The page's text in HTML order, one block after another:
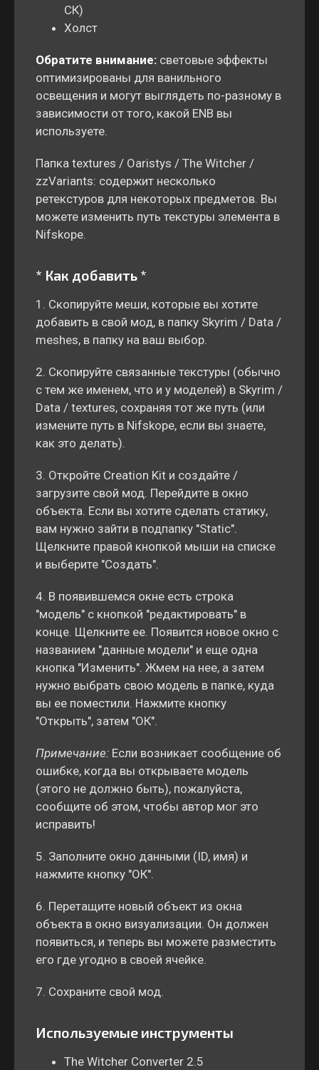
CК)
Холст
Обратите внимание: световые эффекты
оптимизированы для ванильного
освещения и могут выглядеть по-разному в
зависимости от того, какой ENB вы
используете.
Папка textures / Oaristys / The Witcher /
zzVariants: содержит несколько
ретекстуров для некоторых предметов. Вы
можете изменить путь текстуры элемента в
Nifskope.
* Как добавить *
1. Скопируйте меши, которые вы хотите
добавить в свой мод, в папку Skyrim / Data /
meshes, в папку на ваш выбор.
2. Скопируйте связанные текстуры (обычно
с тем же именем, что и у моделей) в Skyrim /
Data / textures, сохраняя тот же путь (или
измените путь в Nifskope, если вы знаете,
как это делать).
3. Откройте Creation Kit и создайте /
загрузите свой мод. Перейдите в окно
объекта. Если вы хотите сделать статику,
вам нужно зайти в подпапку "Static".
Щелкните правой кнопкой мыши на списке
и выберите "Создать".
4. В появившемся окне есть строка
"модель" с кнопкой "редактировать" в
конце. Щелкните ее. Появится новое окно с
названием "данные модели" и еще одна
кнопка "Изменить". Жмем на нее, а затем
нужно выбрать свою модель в папке, куда
вы ее поместили. Нажмите кнопку
"Открыть", затем "ОК".
Примечание: Если возникает сообщение об
ошибке, когда вы открываете модель
(этого не должно быть), пожалуйста,
сообщите об этом, чтобы автор мог это
исправить!
5. Заполните окно данными (ID, имя) и
нажмите кнопку "ОК".
6. Перетащите новый объект из окна
объекта в окно визуализации. Он должен
появиться, и теперь вы можете разместить
его где угодно в своей ячейке.
7. Сохраните свой мод.
Используемые инструменты
The Witcher Converter 2.5